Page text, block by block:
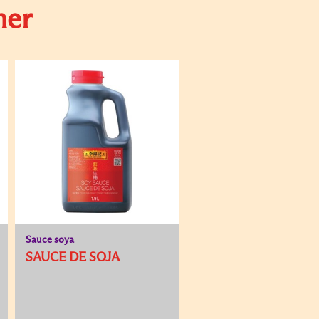
Sauce soya
SAUCE DE SOJA